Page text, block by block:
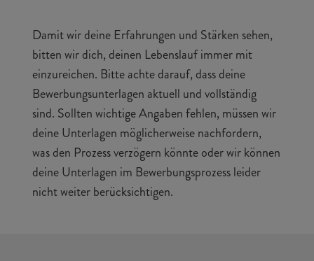
Damit wir deine Erfahrungen und Stärken sehen,
bitten wir dich, deinen Lebenslauf immer mit
einzureichen. Bitte achte darauf, dass deine
Bewerbungsunterlagen aktuell und vollständig
sind. Sollten wichtige Angaben fehlen, müssen wir
deine Unterlagen möglicherweise nachfordern,
was den Prozess verzögern könnte oder wir können
deine Unterlagen im Bewerbungsprozess leider
nicht weiter berücksichtigen.